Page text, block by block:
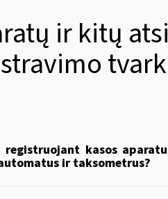
ir kitų
registruojant kasos
ir taksometrus?